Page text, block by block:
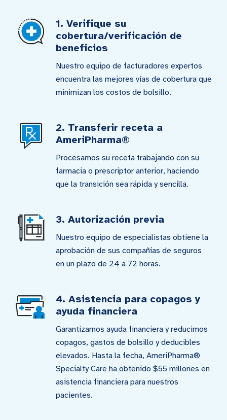
1. Verifique su
cobertura/verificación de
beneficios
Nuestro equipo de facturadores expertos
encuentra las mejores vías de cobertura que
minimizan los costos de bolsillo.
2. Transferir receta a
AmeriPharma®
Procesamos su receta trabajando con su
farmacia o prescriptor anterior, haciendo
que la transición sea rápida y sencilla.
3. Autorización previa
Nuestro equipo de especialistas obtiene la
aprobación de sus compañías de seguros
en un plazo de 24 a 72 horas.
4. Asistencia para copagos y
ayuda financiera
Garantizamos ayuda financiera y reducimos
copagos, gastos de bolsillo y deducibles
elevados. Hasta la fecha, AmeriPharma®
Specialty Care ha obtenido $55 millones en
asistencia financiera para nuestros
pacientes.